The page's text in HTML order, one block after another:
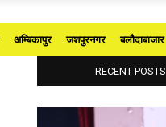
अम्बिकापुर जशपुरनगर बलौदाबाजार
RECENT POSTS